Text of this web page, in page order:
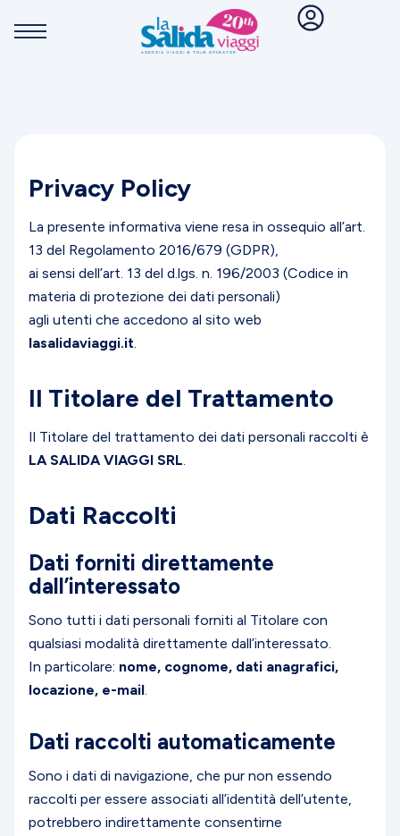
Privacy Policy
La presente informativa viene resa in ossequio all’art.
13 del Regolamento 2016/679 (GDPR),
ai sensi dell’art. 13 del d.lgs. n. 196/2003 (Codice in
materia di protezione dei dati personali)
agli utenti che accedono al sito web
lasalidaviaggi.it
Il Titolare del Trattamento
Il Titolare del trattamento dei dati personali raccolti è
LA SALIDA VIAGGI SRL
Dati Raccolti
Dati forniti direttamente
dall’interessato
Sono tutti i dati personali forniti al Titolare con
qualsiasi modalità direttamente dall’interessato.
In particolare: nome, cognome, dati anagrafici,
locazione, e-mail.
Dati raccolti automaticamente
Sono i dati di navigazione, che pur non essendo
raccolti per essere associati all’identità dell’utente,
potrebbero indirettamente consentirne